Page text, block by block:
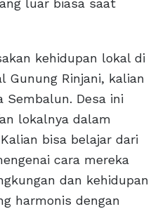
luar biasa saat
kehidupan lokal di
Gunung Rinjani, kalian
Sembalun. Desa ini
lokalnya dalam
bisa belajar dari
cara mereka
dan kehidupan
harmonis dengan